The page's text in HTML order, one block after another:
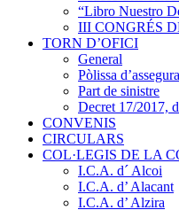
“Libro Nuestro
III CONGRÉS
TORN D’OFICI
General
Pòlissa
Part de sinistre
Decret 17/2017,
CONVENIS
CIRCULARS
COL·LEGIS DE LA
I.C.A. d´ Alcoi
I.C.A. d’ Alacant
I.C.A. d’ Alzira